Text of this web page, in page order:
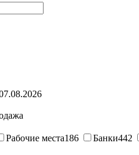
Рабочие места186 Банки442